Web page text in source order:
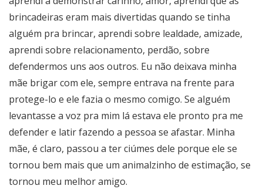
brincadeiras eram mais divertidas quando se tinha
alguém pra brincar, aprendi sobre lealdade, amizade,
aprendi sobre relacionamento, perdão, sobre
defendermos uns aos outros. Eu não deixava minha
mãe brigar com ele, sempre entrava na frente para
protege-lo e ele fazia o mesmo comigo. Se alguém
levantasse a voz pra mim lá estava ele pronto pra me
defender e latir fazendo a pessoa se afastar. Minha
mãe, é claro, passou a ter ciúmes dele porque ele se
tornou bem mais que um animalzinho de estimação, se
tornou meu melhor amigo.